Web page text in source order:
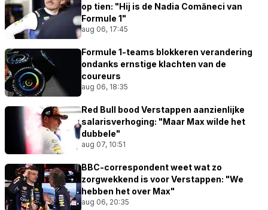
op tien: "Hij is de Nadia Comăneci van
Formule 1"
aug 06, 17:45
Formule 1-teams blokkeren verandering
ondanks ernstige klachten van de
coureurs
aug 06, 18:35
Red Bull bood Verstappen aanzienlijke
salarisverhoging: "Maar Max wilde het
dubbele"
aug 07, 10:51
BBC-correspondent weet wat zo
zorgwekkend is voor Verstappen: "We
hebben het over Max"
aug 06, 20:35